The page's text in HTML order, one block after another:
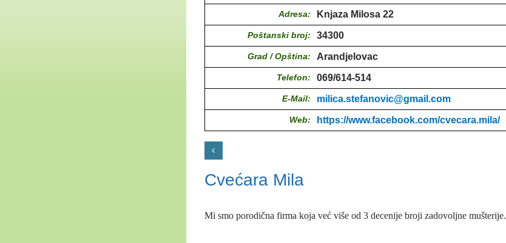
Adresa: Knjaza Milosa 22
Poštanski broj: 34300
Grad / Opština: Arandjelovac
Telefon: 069/614-514
E-Mail: milica.stefanovic@gmail.com
Web: https://www.facebook.com/cvecara.mila/
Cvećara Mila
Mi smo porodična firma koja već više od 3 decenije broji zadovoljne mušterije.